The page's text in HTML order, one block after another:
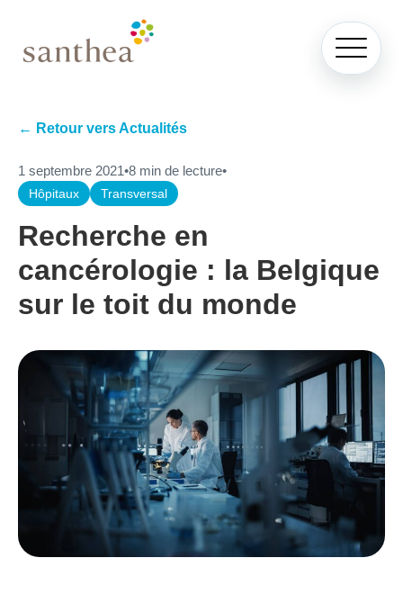
← Retour vers Actualités
1 septembre 2021•8 min de lecture•
Hôpitaux Transversal
Recherche en
cancérologie : la Belgique
sur le toit du monde